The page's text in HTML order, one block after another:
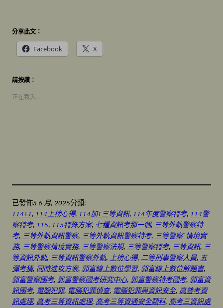
分享此文：
Facebook X
請按讚：
正在載入…
已發佈5 6 月, 2025分類:
114+1, 114上榜心得, 114加1三等資訊, 114年度警察特考, 114警
察特考, 115, 115特殊方案, 七種資訊考那一個, 三等外軌警察特
考, 三等外軌資訊警察, 三等外軌資訊警察特考, 三等警察˙情境實
務, 三等警察情境實務, 三等警察法規, 三等警察特考, 三等資訊, 三
等資訊外軌, 三等資訊警察外軌, 上榜心得, 二等刑事警察人員, 五
彈考猜, 同時進攻方案, 郭富線上數位學習, 郭富線上數位解題書
郭富警察國考, 郭富警察國考研究中心, 郭富警察特考國考, 郭富資
訊國考, 電腦犯罪, 電腦犯罪偵查, 電腦犯罪與資訊安全, 高普考資
訊處理, 高考三等資訊處理, 高考三等資通安全類科, 高考三資訊處